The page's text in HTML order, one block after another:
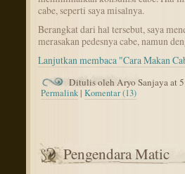
cabe, seperti saya misalnya.
Berangkat dari hal tersebut, saya
merasakan pedesnya cabe, namun
Lanjutkan membaca "Cara Makan
Ditulis oleh Aryo Sanjaya at
Permalink |Komentar (13)
Pengendara Matic